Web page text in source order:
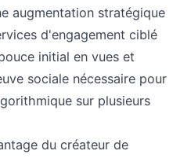
augmentation stratégique
d'engagement ciblé
initial en vues et
sociale nécessaire pour
sur plusieurs
du créateur de